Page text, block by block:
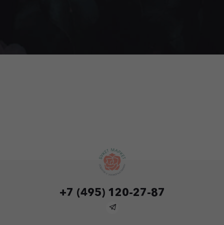
+7 (495) 120-27-87